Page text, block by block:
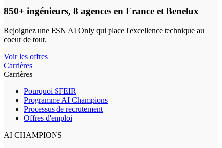
850+ ingénieurs, 8 agences en France et Benelux
Rejoignez une ESN AI Only qui place l'excellence technique au
coeur de tout.
Voir les offres
Carrières
Carrières
Pourquoi SFEIR
Programme AI Champions
Processus de recrutement
Offres d'emploi
AI CHAMPIONS